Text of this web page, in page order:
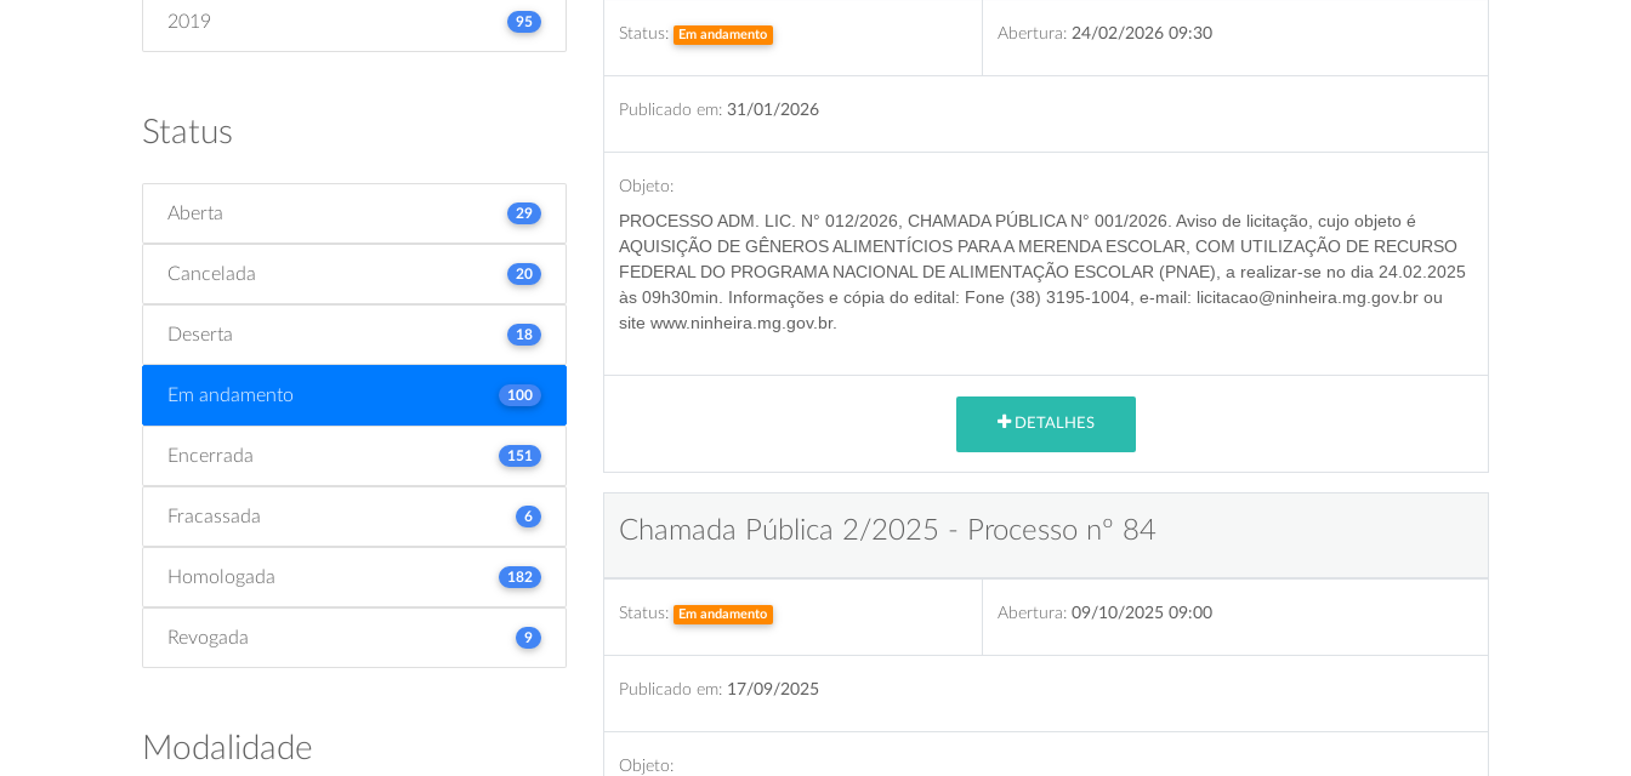
2019 95
Status
Aberta 29
Cancelada 20
Deserta 18
Em andamento 100
Encerrada 151
Fracassada 6
Homologada 182
Revogada 9
Modalidade
Status: Em andamento Abertura: 24/02/2026 09:30
Publicado em: 31/01/2026
Objeto:
PROCESSO ADM. LIC. N° 012/2026 CHAMADA PÚBLICA N° 001/2026 . Aviso de licitação, cujo objeto é
AQUISIÇÃO DE GÊNEROS ALIMENTÍCIOS PARA A MERENDA ESCOLAR, COM UTILIZAÇÃO DE RECURSO
FEDERAL DO PROGRAMA NACIONAL DE ALIMENTAÇÃO ESCOLAR (PNAE) , a realizar-se no dia 24.02.2025
às 09h30min . Informações e cópia do edital: Fone (38) 3195-1004, e-mail: licitacao@ninheira.mg.gov.br ou
site www.ninheira.mg.gov.br.
DETALHES
Chamada Pública 2/2025 - Processo nº 84
Status: Em andamento Abertura: 09/10/2025 09:00
Publicado em: 17/09/2025
Objeto: